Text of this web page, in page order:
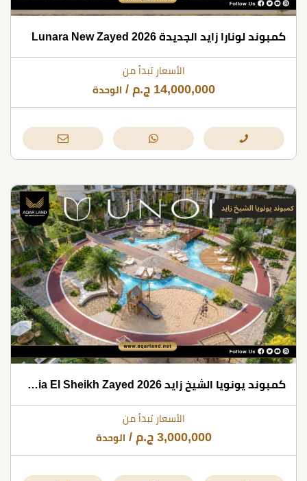
كمبوند لونارا زايد الجديدة 2026 Lunara New Zayed
الأسعار تبدأ من
14,000,000 ج.م / الوحدة
كمبوند يونويا الشيخ زايد 2026 Unoia El Sheikh Zayed
الأسعار تبدأ من
3,000,000 ج.م / الوحدة